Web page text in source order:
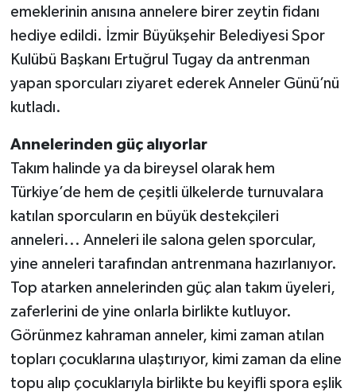
emeklerinin anısına annelere birer zeytin fidanı
hediye edildi. İzmir Büyükşehir Belediyesi Spor
Kulübü Başkanı Ertuğrul Tugay da antrenman
yapan sporcuları ziyaret ederek Anneler Günü’nü
kutladı.
Annelerinden güç alıyorlar
Takım halinde ya da bireysel olarak hem
Türkiye’de hem de çeşitli ülkelerde turnuvalara
katılan sporcuların en büyük destekçileri
anneleri... Anneleri ile salona gelen sporcular,
yine anneleri tarafından antrenmana hazırlanıyor.
Top atarken annelerinden güç alan takım üyeleri,
zaferlerini de yine onlarla birlikte kutluyor.
Görünmez kahraman anneler, kimi zaman atılan
topları çocuklarına ulaştırıyor, kimi zaman da eline
topu alıp çocuklarıyla birlikte bu keyifli spora eşlik